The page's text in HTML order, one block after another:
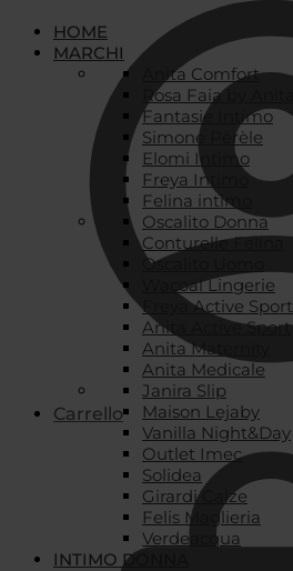
Carrello
HOME
MARCHI
Anita Comfort
Rosa Faia by Anita
Fantasie Intimo
Simone Pérèle
Elomi Intimo
Freya Intimo
Felina intimo
Oscalito Donna
Conturelle Felina
Oscalito Uomo
Wacoal Lingerie
Freya Active Sport
Anita Active Sport
Anita Maternity
Anita Medicale
Janira Slip
Maison Lejaby
Vanilla Night&Day
Outlet Imec
Solidea
Girardi Calze
Felis Maglieria
Verdeacqua
INTIMO DONNA